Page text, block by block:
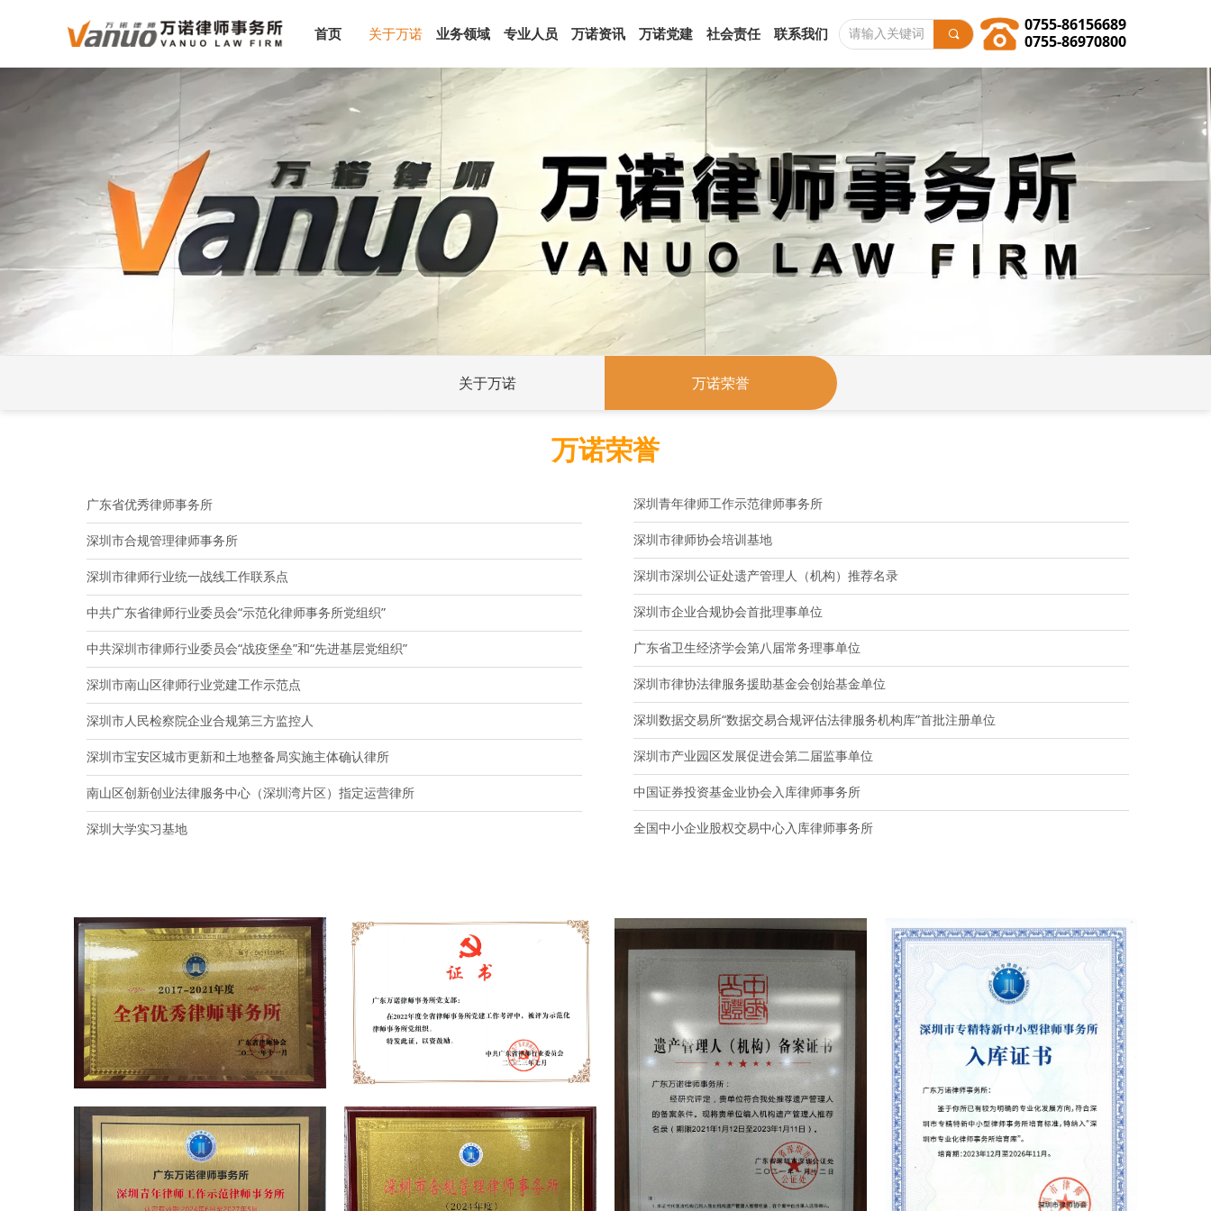
首页 关于万诺 业务领域 专业人员 万诺资讯 万诺党建 社会责任 联系我们 끠
0755-86156689
0755-86970800
万诺荣誉
广东省优秀律师事务所
深圳市合规管理律师事务所
深圳市律师行业统一战线工作联系点
中共广东省律师行业委员会“示范化律师事务所党组织”
中共深圳市律师行业委员会“战疫堡垒”和“先进基层党组织”
深圳市南山区律师行业党建工作示范点
深圳市人民检察院企业合规第三方监控人
深圳市宝安区城市更新和土地整备局实施主体确认律所
南山区创新创业法律服务中心（深圳湾片区）指定运营律所
深圳大学实习基地
深圳青年律师工作示范律师事务所
深圳市律师协会培训基地
深圳市深圳公证处遗产管理人（机构）推荐名录
深圳市企业合规协会首批理事单位
广东省卫生经济学会第八届常务理事单位
深圳市律协法律服务援助基金会创始基金单位
深圳数据交易所“数据交易合规评估法律服务机构库”首批注册单位
深圳市产业园区发展促进会第二届监事单位
中国证券投资基金业协会入库律师事务所
全国中小企业股权交易中心入库律师事务所
关于万诺 万诺荣誉